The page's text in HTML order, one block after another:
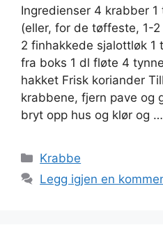
Ingredienser 4 krabber
(eller, for de tøffeste, 1-
2 finhakkede sjalottløk 1
fra boks 1 dl fløte 4
hakket Frisk koriander
krabbene, fjern pave og
bryt opp hus og klør og …
Kategorier
Krabbe
Legg igjen en